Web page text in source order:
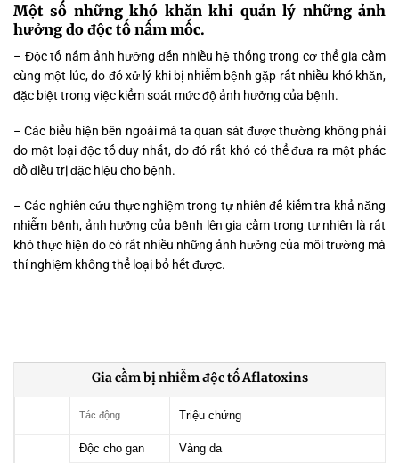
Một số những khó khăn khi quản lý những ảnh
hưởng do độc tố nấm mốc.
– Độc tố nấm ảnh hưởng đến nhiều hệ thống trong cơ thể gia cầm
cùng một lúc, do đó xử lý khi bị nhiễm bệnh gặp rất nhiều khó khăn,
đặc biệt trong việc kiểm soát mức độ ảnh hưởng của bệnh.
– Các biểu hiện bên ngoài mà ta quan sát được thường không phải
do một loại độc tố duy nhất, do đó rất khó có thể đưa ra một phác
đồ điều trị đặc hiệu cho bệnh.
– Các nghiên cứu thực nghiệm trong tự nhiên để kiểm tra khả năng
nhiễm bệnh, ảnh hưởng của bệnh lên gia cầm trong tự nhiên là rất
khó thực hiện do có rất nhiều những ảnh hưởng của môi trường mà
thí nghiệm không thể loại bỏ hết được.
Gia cầm bị nhiễm độc tố Aflatoxins
Tác động Triệu chứng
Độc cho gan Vàng da